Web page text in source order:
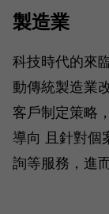
製造業
科技時代的來
動傳統製造業
客戶制定策略
導向 且針對個
詢等服務，進